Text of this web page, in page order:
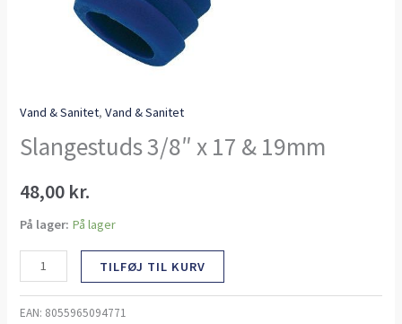
Vand & Sanitet,Vand & Sanitet
Slangestuds 3/8″ x 17 & 19mm
48,00 kr.
På lager: På lager
TILFØJ TIL KURV
EAN: 8055965094771